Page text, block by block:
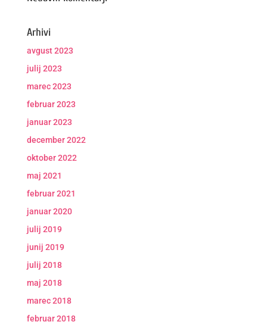
Arhivi
avgust 2023
julij 2023
marec 2023
februar 2023
januar 2023
december 2022
oktober 2022
maj 2021
februar 2021
januar 2020
julij 2019
junij 2019
julij 2018
maj 2018
marec 2018
februar 2018